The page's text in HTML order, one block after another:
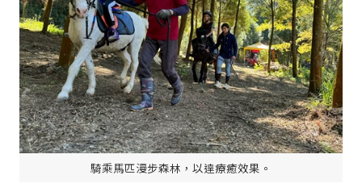
騎乘馬匹漫步森林，以達療癒效果。